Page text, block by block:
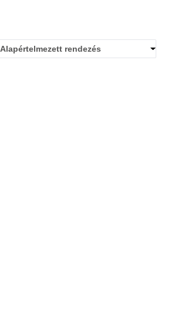
Alapértelmezett rendezés